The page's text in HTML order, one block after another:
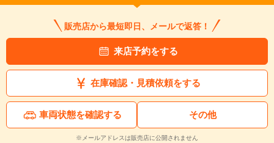
販売店から最短即日、メールで返答！
来店予約をする
在庫確認・見積依頼をする
車両状態を確認する その他
※メールアドレスは販売店に公開されません